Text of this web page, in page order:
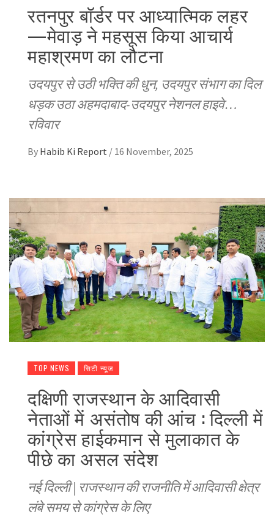
रतनपुर बॉर्डर पर आध्यात्मिक लहर
—मेवाड़ ने महसूस किया आचार्य
महाश्रमण का लौटना
उदयपुर से उठी भक्ति की धुन, उदयपुर संभाग का दिल
धड़क उठा अहमदाबाद-उदयपुर नेशनल हाइवे…
रविवार
By Habib Ki Report / 16 November, 2025
TOP NEWS सिटी न्यूज
दक्षिणी राजस्थान के आदिवासी
नेताओं में असंतोष की आंच : दिल्ली में
कांग्रेस हाईकमान से मुलाकात के
पीछे का असल संदेश
नई दिल्ली | राजस्थान की राजनीति में आदिवासी क्षेत्र
लंबे समय से कांग्रेस के लिए